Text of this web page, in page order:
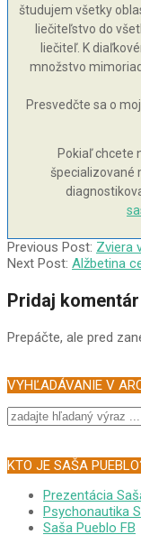
študujem všetky
liečiteľstvo do
liečiteľ. K
množstvo
Presvedčte sa o
Pokiaľ chcete
špecializované
2004-
11-
Previous Post: Zviera
Next Post: Alžbetina
Pridaj komentár
Prepáčte, ale pred
VYHĽADÁVANIE V
Search
KTO JE SAŠA
Prezentácia
Psychonautika
Saša Pueblo FB